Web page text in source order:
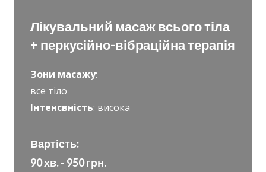
Лікувальний масаж всього тіла
+ перкусійно-вібраційна терапія
Зони масажу:
все тіло
Інтенсвність: висока
Вартість:
90 хв. - 950 грн.